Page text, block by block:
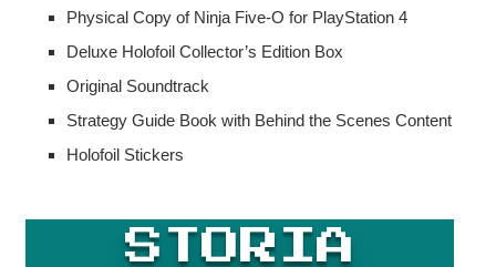
Physical Copy of Ninja Five-O for PlayStation 4
Deluxe Holofoil Collector’s Edition Box
Original Soundtrack
Strategy Guide Book with Behind the Scenes Content
Holofoil Stickers
STORIA